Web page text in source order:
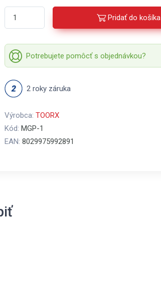
Pridať do košíka
Potrebujete pomôcť s objednávkou?
2 roky záruka
Výrobca: TOORX
Kód: MGP-1
EAN: 8029975992891